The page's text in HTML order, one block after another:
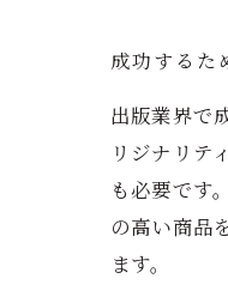
成功するた
出版業界で
リジナリテ
も必要です
の高い商品
ます。